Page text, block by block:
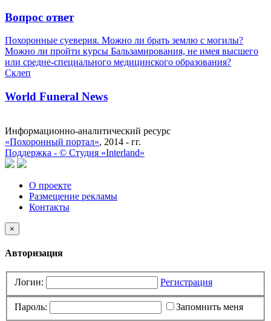
Вопрос ответ
Похоронные суеверия. Можно ли брать землю с могилы?
Можно ли пройти курсы Бальзамирования, не имея высшего
или средне-специального медицинского образования?
Склеп
World Funeral News
Информационно-аналитический ресурс
«Похоронный портал», 2014 - гг.
Поддержка - © Cтудия «Interland»
О проекте
Размещение рекламы
Контакты
×
Авторизация
Логин: Регистрация
Пароль: Запомнить меня